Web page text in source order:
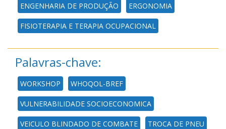
ENGENHARIA DE PRODUÇÃO ERGONOMIA
FISIOTERAPIA E TERAPIA OCUPACIONAL
Palavras-chave:
WORKSHOP WHOQOL-BREF
VULNERABILIDADE SOCIOECONOMICA
VEICULO BLINDADO DE COMBATE TROCA DE PNEU